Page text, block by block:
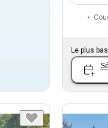
Le plus bas